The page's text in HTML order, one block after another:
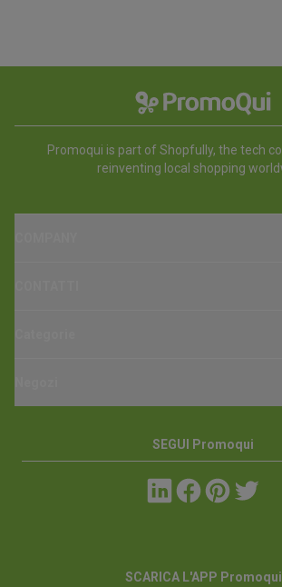
Promoqui is part of Shopfully, the tech
reinventing local shopping
SEGUI Promoqui
SCARICA L'APP Promoqui